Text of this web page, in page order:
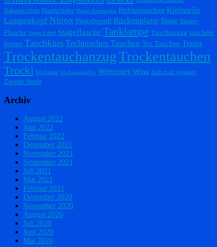
Halsmanschette Handschuhe Haupt-Atemregler Höhlentauchen Kleinteile
Lampenkopf Nitrox Pinkelventil Rückenplatte Stage Stage-
Flasche Stage-Label Stageflasche Tanklampe Tauchanzug tauchen
lernen Tauchkurs Technisches Tauchen Tec Tauchen Trimix
TrockentauchanzugTrockentauchen
Trocki Werkzeug Werkzeugkoffer Wetnotes Wing Zeitschrift wetnotes
Zweite Stufe
Archiv
August 2022
Juni 2022
Februar 2022
Dezember 2021
November 2021
September 2021
Juli 2021
Mai 2021
Februar 2021
Dezember 2020
November 2020
August 2020
Juli 2020
Juni 2020
Mai 2020